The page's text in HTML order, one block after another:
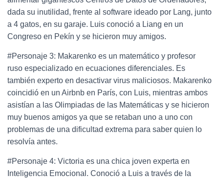
dada su inutilidad, frente al software ideado por Lang, junto
a 4 gatos, en su garaje. Luis conoció a Liang en un
Congreso en Pekín y se hicieron muy amigos.
#Personaje 3: Makarenko es un matemático y profesor
ruso especializado en ecuaciones diferenciales. Es
también experto en desactivar virus maliciosos. Makarenko
coincidió en un Airbnb en París, con Luis, mientras ambos
asistían a las Olimpiadas de las Matemáticas y se hicieron
muy buenos amigos ya que se retaban uno a uno con
problemas de una dificultad extrema para saber quien lo
resolvía antes.
#Personaje 4: Victoria es una chica joven experta en
Inteligencia Emocional. Conoció a Luis a través de la